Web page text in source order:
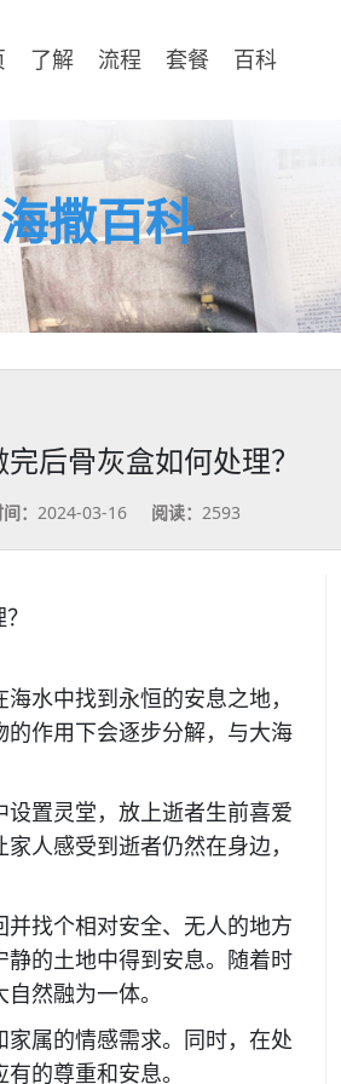
了解 流程 套餐 百科
海撒百科
后骨灰盒如何处理？
： 2024-03-16 阅读： 2593
水中找到永恒的安息之地，
的作用下会逐步分解，与大海
置灵堂，放上逝者生前喜爱
人感受到逝者仍然在身边，
找个相对安全、无人的地方
的土地中得到安息。随着时
然融为一体。
属的情感需求。同时，在处
的尊重和安息。